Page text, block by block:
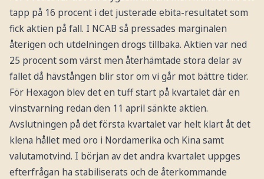
tapp på 16 procent i det justerade ebita-resultatet som
fick aktien på fall. I NCAB så pressades marginalen
återigen och utdelningen drogs tillbaka. Aktien var ned
25 procent som värst men återhämtade stora delar av
fallet då hävstången blir stor om vi går mot bättre tider.
För Hexagon blev det en tuff start på kvartalet där en
vinstvarning redan den 11 april sänkte aktien.
Avslutningen på det första kvartalet var helt klart åt det
klena hållet med oro i Nordamerika och Kina samt
valutamotvind. I början av det andra kvartalet uppges
efterfrågan ha stabiliserats och de återkommande